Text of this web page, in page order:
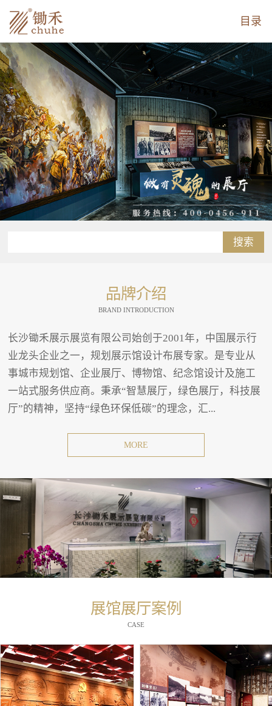
目录
搜索
品牌介绍
BRAND INTRODUCTION
长沙锄禾展示展览有限公司始创于2001年，中国展示行
业龙头企业之一，规划展示馆设计布展专家。是专业从
事城市规划馆、企业展厅、博物馆、纪念馆设计及施工
一站式服务供应商。秉承“智慧展厅，绿色展厅，科技展
厅”的精神，坚持“绿色环保低碳”的理念，汇...
MORE
展馆展厅案例
CASE